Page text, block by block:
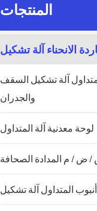
المنتجات
الانحناء آلة تشكيل
آلة تشكيل السقف
والجدران
لوحة معدنية آلة المتداول
ض / م المدادة الصحافة
المتداول آلة تشكيل